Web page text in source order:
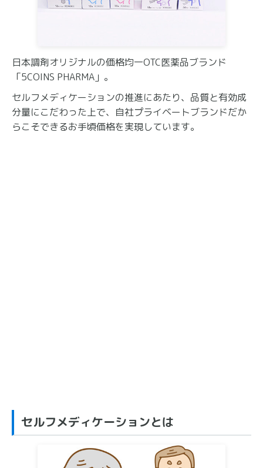
日本調剤オリジナルの価格均一OTC医薬品ブランド
「5COINS PHARMA」。
セルフメディケーションの推進にあたり、品質と有効成
分量にこだわった上で、自社プライベートブランドだか
らこそできるお手頃価格を実現しています。
セルフメディケーションとは